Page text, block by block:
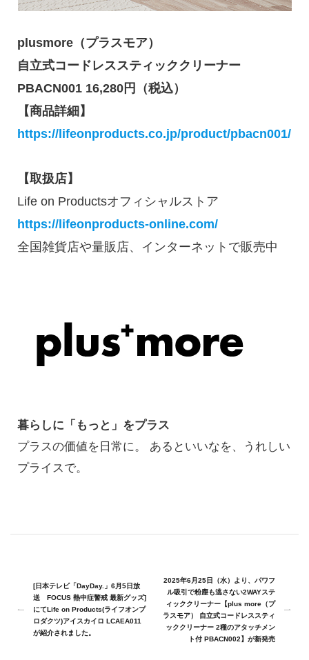
plusmore（プラスモア）
自立式コードレススティッククリーナー
PBACN001 16,280円（税込）
【商品詳細】
https://lifeonproducts.co.jp/product/pbacn001/
【取扱店】
Life on Productsオフィシャルストア
https://lifeonproducts-online.com/
全国雑貨店や量販店、インターネットで販売中
暮らしに「もっと」をプラス
プラスの価値を日常に。 あるといいなを、うれしい
プライスで。
[日本テレビ「DayDay.」6月5日放
送 FOCUS 熱中症警戒 最新グッズ]
にてLife on Products(ライフオンプ
ロダクツ)アイスカイロ LCAEA011
が紹介されました。
2025年6月25日（水）より、パワフ
ル吸引で粉塵も逃さない2WAYステ
ィッククリーナー【plus more（プ
ラスモア） 自立式コードレススティ
ッククリーナー 2種のアタッチメン
ト付 PBACN002】が新発売